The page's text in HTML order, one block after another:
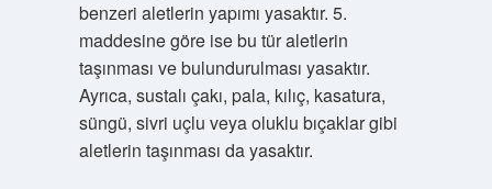
benzeri aletlerin yapımı yasaktır. 5.
maddesine göre ise bu tür aletlerin
taşınması ve bulundurulması yasaktır.
Ayrıca, sustalı çakı, pala, kılıç, kasatura,
süngü, sivri uçlu veya oluklu bıçaklar gibi
aletlerin taşınması da yasaktır.